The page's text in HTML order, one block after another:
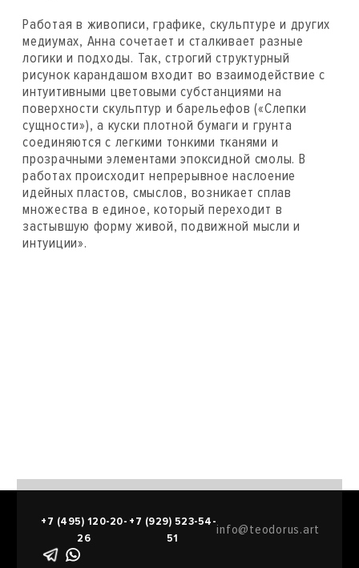
Работая в живописи, графике, скульптуре и других
медиумах, Анна сочетает и сталкивает разные
логики и подходы. Так, строгий структурный
рисунок карандашом входит во взаимодействие с
интуитивными цветовыми субстанциями на
поверхности скульптур и барельефов («Слепки
сущности»), а куски плотной бумаги и грунта
соединяются с легкими тонкими тканями и
прозрачными элементами эпоксидной смолы. В
работах происходит непрерывное наслоение
идейных пластов, смыслов, возникает сплав
множества в единое, который переходит в
застывшую форму живой, подвижной мысли и
интуиции».
+7 (495) 120-20-
26
+7 (929) 523-54-
51
info@teodorus.art